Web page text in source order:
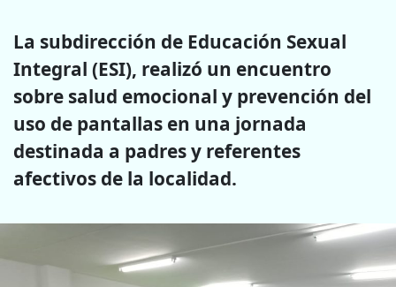
La subdirección de Educación Sexual
Integral (ESI), realizó un encuentro
sobre salud emocional y prevención del
uso de pantallas en una jornada
destinada a padres y referentes
afectivos de la localidad.